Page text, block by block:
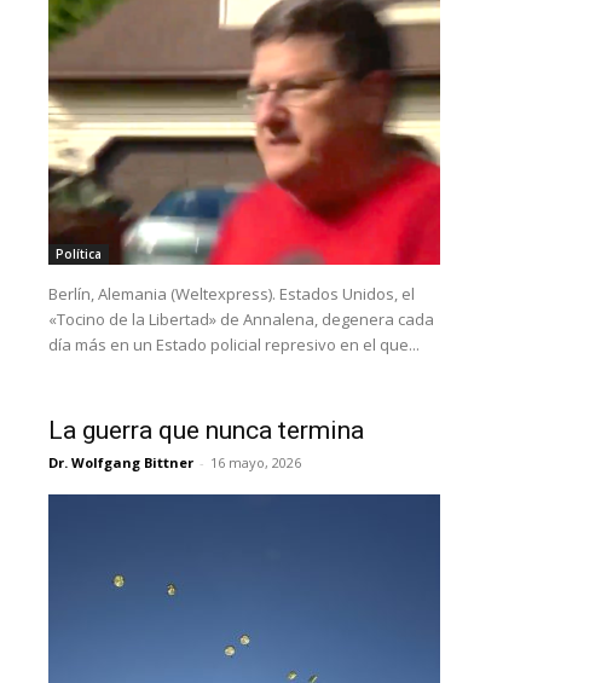
Política
Berlín, Alemania (Weltexpress). Estados Unidos, el
«Tocino de la Libertad» de Annalena, degenera cada
día más en un Estado policial represivo en el que...
La guerra que nunca termina
Dr. Wolfgang Bittner - 16 mayo, 2026